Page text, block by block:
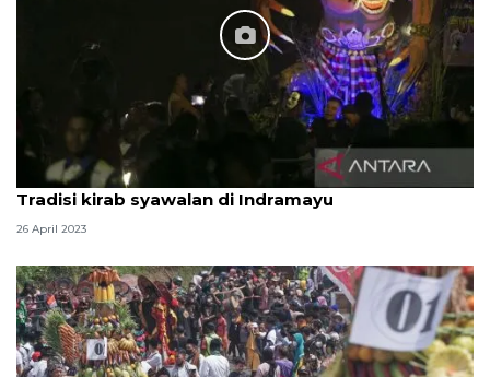
Tradisi kirab syawalan di Indramayu
26 April 2023